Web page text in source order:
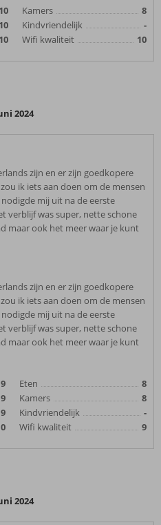
10
10
10
Kamers
8
Kindvriendelijk
-
Wifi kwaliteit
10
2024
zijn en er zijn goedkopere
ik iets aan doen om de mensen
mij uit na de eerste
verblijf was super, nette schone
maar ook het meer waar je kunt
zijn en er zijn goedkopere
ik iets aan doen om de mensen
mij uit na de eerste
verblijf was super, nette schone
maar ook het meer waar je kunt
9
9
9
Eten
8
Kamers
8
Kindvriendelijk
-
Wifi kwaliteit
9
2024